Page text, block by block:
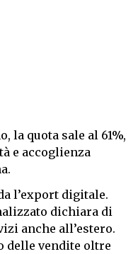
la quota sale al 61%,
e accoglienza
l’export digitale.
dichiara di
anche all’estero.
delle vendite oltre